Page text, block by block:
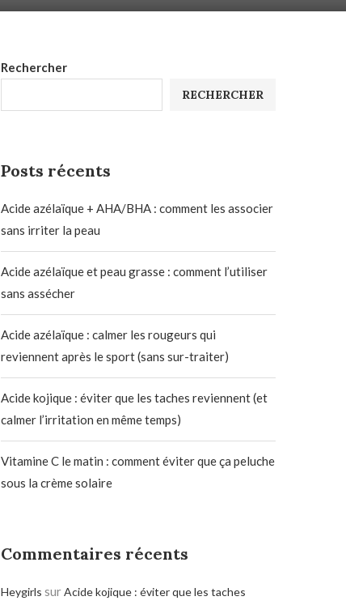
Rechercher
RECHERCHER
Posts récents
Acide azélaïque + AHA/BHA : comment les associer
sans irriter la peau
Acide azélaïque et peau grasse : comment l’utiliser
sans assécher
Acide azélaïque : calmer les rougeurs qui
reviennent après le sport (sans sur-traiter)
Acide kojique : éviter que les taches reviennent (et
calmer l’irritation en même temps)
Vitamine C le matin : comment éviter que ça peluche
sous la crème solaire
Commentaires récents
Heygirls surAcide kojique : éviter que les taches